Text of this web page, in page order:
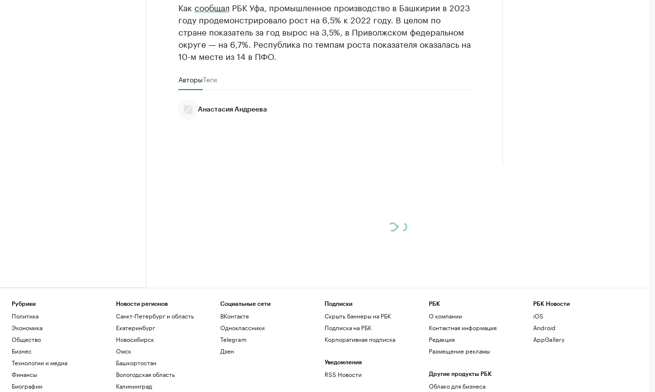
Как сообщал РБК Уфа, промышленное производство в Башкирии в 2023
году продемонстрировало рост на 6,5% к 2022 году. В целом по
стране показатель за год вырос на 3,5%, в Приволжском федеральном
округе — на 6,7%. Республика по темпам роста показателя оказалась на
10-м месте из 14 в ПФО.
АвторыТеги
Анастасия Андреева
Рубрики
Политика
Экономика
Общество
Бизнес
Технологии и медиа
Финансы
Биографии
Новости регионов
Санкт-Петербург и область
Екатеринбург
Новосибирск
Омск
Башкортостан
Вологодская область
Калининград
Социальные сети
ВКонтакте
Одноклассники
Telegram
Дзен
Подписки
Скрыть баннеры на РБК
Подписка на РБК
Корпоративная подписка
Уведомления
RSS Новости
РБК
О компании
Контактная информация
Редакция
Размещение рекламы
Другие продукты РБК
Облако для бизнеса
РБК Новости
iOS
Android
AppGallery